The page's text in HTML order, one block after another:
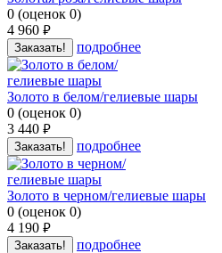
0 (оценок 0)
4 960 руб.
Заказать! подробнее
Золото в белом/гелиевые шары
0 (оценок 0)
3 440 руб.
Заказать! подробнее
Золото в черном/гелиевые шары
0 (оценок 0)
4 190 руб.
Заказать! подробнее